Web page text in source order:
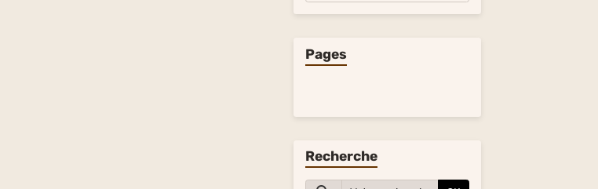
Pages
Recherche